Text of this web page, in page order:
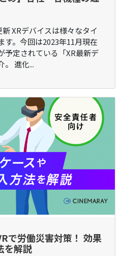
XRデバイスは様々なタイ
す。今回は2023年11月現在
予定されている「XR最新デ
。 進化...
で労働災害対策！ 効果
を解説